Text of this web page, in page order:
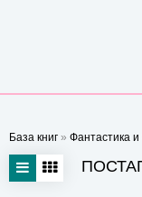
База книг » Фантастика и